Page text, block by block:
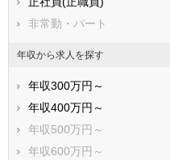
鹿児島県
非常勤・パート
年収から求人を探す
年収300万円～
年収400万円～
年収500万円～
年収600万円～